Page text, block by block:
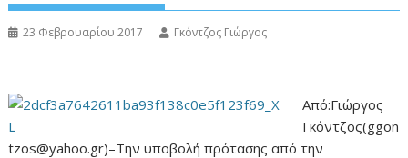
23 Φεβρουαρίου 2017 Γκόντζος Γιώργος
Από:Γιώργος
Γκόντζος(ggon
tzos@yahoo.gr)–Την υποβολή πρότασης από την